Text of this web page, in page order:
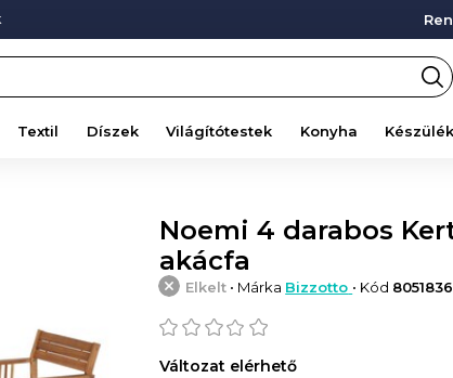
Textil Díszek Világítótestek Konyha
Noemi 4 darabos
akácfa
Elkelt • Márka Bizzotto • Kód
Változat elérhető